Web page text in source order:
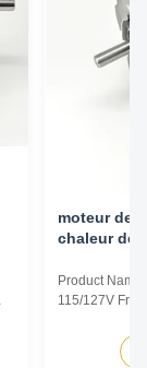
moteur de
chaleur de
Product
115/127V
Insulation
Other